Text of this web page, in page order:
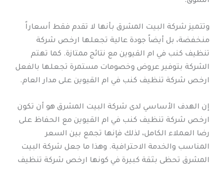
وتتميز شركة البيت المشرق بأنها لا تقدم فقط أسعاراً
منخفضة، بل أيضاً جودة عالية تجعلها ارخص شركة
تنظيف كنب في ام القيوين مع نتائج ممتازة. كما تهتم
الشركة بتوفير عروض وخصومات مستمرة تجعلها بالفعل
ارخص شركة تنظيف كنب في ام القيوين على مدار العام.
إن الهدف الأساسي لدى شركة البيت المشرق هو أن تكون
ارخص شركة تنظيف كنب في ام القيوين مع الحفاظ على
رضا العملاء الكامل، لذلك فإنها تجمع بين السعر
المناسب والخدمة الاحترافية. وهذا ما جعل شركة البيت
المشرق تحظى بثقة كبيرة في كونها ارخص شركة تنظيف